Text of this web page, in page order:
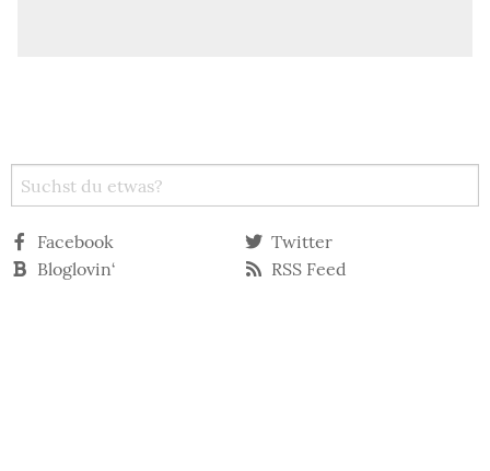
Facebook
Twitter
Bloglovin‘
RSS Feed